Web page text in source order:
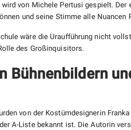
wird von Michele Pertusi gespielt.
und seine Stimme alle Nuancen
wäre die Uraufführung nicht
des Großinquisitors.
Bühnenbildern
von der Kostümdesignerin
A-Liste bekannt ist. Die Autorin